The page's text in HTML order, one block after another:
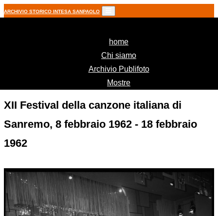
ARCHIVIO STORICO INTESA SANPAOLO
home(current)
Chi siamo
Archivio Publifoto
Mostre
XII Festival della canzone italiana di
Sanremo, 8 febbraio 1962 - 18 febbraio
1962